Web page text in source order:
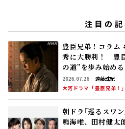
大河ドラマ「豊臣兄弟！
朝ドラ｢巡るスワ
鳴海唯、田村健太
倉孝二、角田晃広
交流する警察署
2026.08.04
連続テレビ小説「巡るス
災害時のペット対
心と絆 〜西日本